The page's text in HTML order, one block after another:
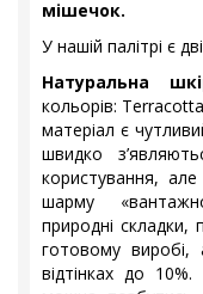
мішечок.
У нашій палітрі є
Натуральна
кольорів:
матеріал є
швидко
користування,
шарму
природні складки,
готовому виробі,
відтінках до